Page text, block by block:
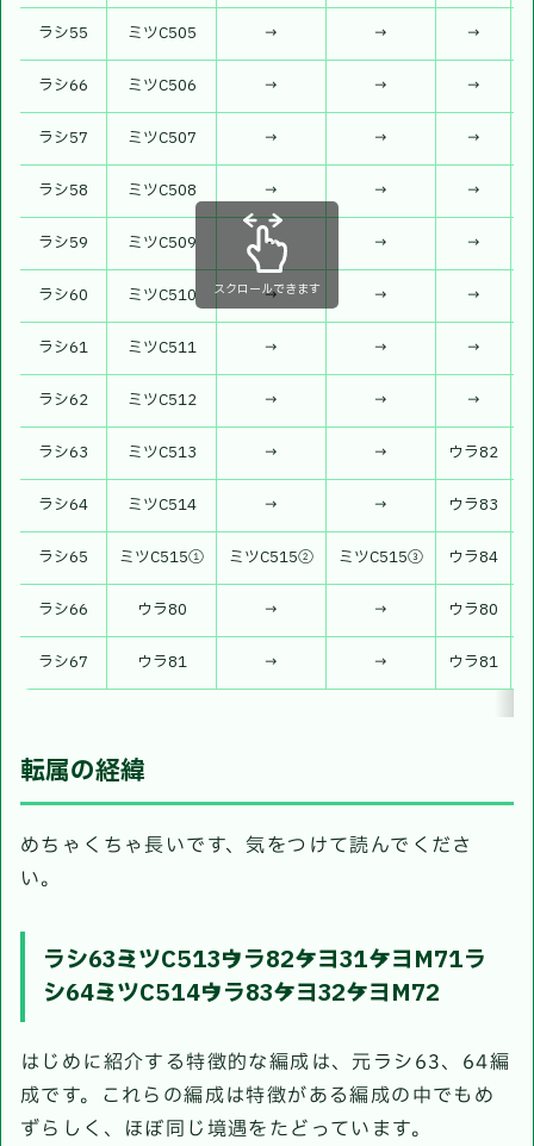
ラシ55 ミツC505 → → →
ラシ66 ミツC506 → → →
ラシ57 ミツC507 → → →
ラシ58 ミツC508 → → →
ラシ59 ミツC509 → → →
ラシ60 ミツC510 → → →
ラシ61 ミツC511 → → →
ラシ62 ミツC512 → → →
ラシ63 ミツC513 → → ウラ82
ラシ64 ミツC514 → → ウラ83
ラシ65 ミツC515① ミツC515② ミツC515③ ウラ84
ラシ66 ウラ80 → → ウラ80
ラシ67 ウラ81 → → ウラ81
スクロールできます
転属の経緯
めちゃくちゃ長いです、気をつけて読んでくださ
い。
ラシ63→ミツC513→ウラ82→ケヨ31→ケヨM71ラ
シ64→ミツC514→ウラ83→ケヨ32→ケヨM72
はじめに紹介する特徴的な編成は、元ラシ63、64編
成です。これらの編成は特徴がある編成の中でもめ
ずらしく、ほぼ同じ境遇をたどっています。